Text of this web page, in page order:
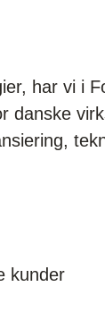
har vi i
danske
kunder